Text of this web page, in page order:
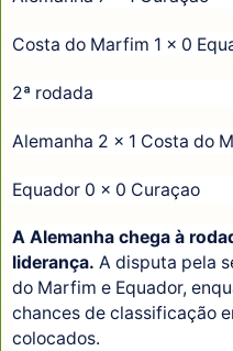
Costa do Marfim 1 x 0
2ª rodada
Alemanha 2 x 1 Costa do
Equador 0 x 0 Curaçao
A Alemanha chega à
liderança. A disputa pela
do Marfim e Equador,
chances de classificação
colocados.